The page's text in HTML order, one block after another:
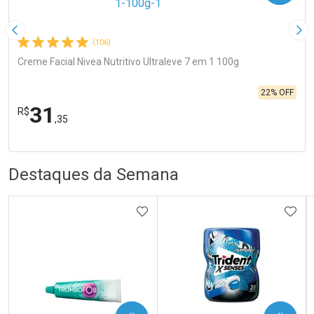
Imagem Anterior
(106)
Creme Facial Nivea Nutritivo Ultraleve 7 em 1 100g
R$31 ,35
22% OFF
Laboratório
Ativar Desconto
Por Menos
Destaques da Semana
ADICIONAR AOS FAVORITOS